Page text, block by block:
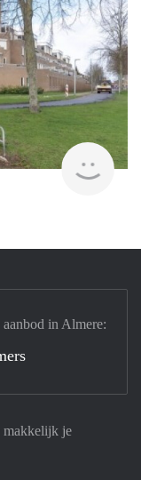
makkelijk je
in Almere: